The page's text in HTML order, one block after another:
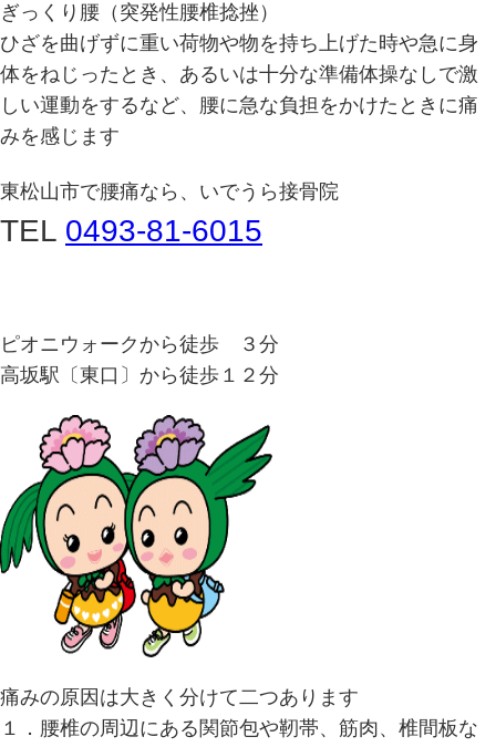
ぎっくり腰（突発性腰椎捻挫）
ひざを曲げずに重い荷物や物を持ち上げた時や急に身
体をねじったとき、あるいは十分な準備体操なしで激
しい運動をするなど、腰に急な負担をかけたときに痛
みを感じます
東松山市で腰痛なら、いでうら接骨院
TEL 0493-81-6015
ピオニウォークから徒歩 ３分
高坂駅〔東口〕から徒歩１２分
痛みの原因は大きく分けて二つあります
１．腰椎の周辺にある関節包や靭帯、筋肉、椎間板な